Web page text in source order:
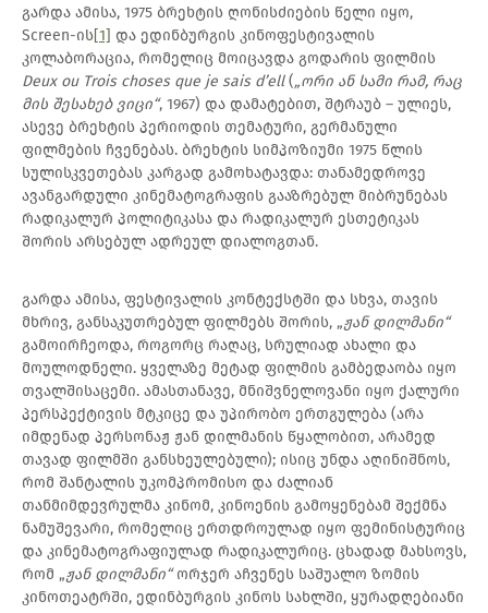
გარდა ამისა, 1975 ბრეხტის ღონისძიების წელი იყო,
Screen-ის[1] და ედინბურგის კინოფესტივალის
კოლაბორაცია, რომელიც მოიცავდა გოდარის ფილმის
Deux ou Trois choses que je sais d’ell(„ორი ან სამი რამ, რაც
მის შესახებ ვიცი“, 1967) და დამატებით, შტრაუბ – ულიეს,
ასევე ბრეხტის პერიოდის თემატური, გერმანული
ფილმების ჩვენებას. ბრეხტის სიმპოზიუმი 1975 წლის
სულისკვეთებას კარგად გამოხატავდა: თანამედროვე
ავანგარდული კინემატოგრაფის გააზრებულ მიბრუნებას
რადიკალურ პოლიტიკასა და რადიკალურ ესთეტიკას
შორის არსებულ ადრეულ დიალოგთან.
გარდა ამისა, ფესტივალის კონტექსტში და სხვა, თავის
მხრივ, განსაკუთრებულ ფილმებს შორის, „ჟან დილმანი“
გამოირჩეოდა, როგორც რაღაც, სრულიად ახალი და
მოულოდნელი. ყველაზე მეტად ფილმის გამბედაობა იყო
თვალშისაცემი. ამასთანავე, მნიშვნელოვანი იყო ქალური
პერსპექტივის მტკიცე და უპირობო ერთგულება (არა
იმდენად პერსონაჟ ჟან დილმანის წყალობით, არამედ
თავად ფილმში განსხეულებული); ისიც უნდა აღინიშნოს,
რომ შანტალის უკომპრომისო და ძალიან
თანმიმდევრულმა კინომ, კინოენის გამოყენებამ შექმნა
ნამუშევარი, რომელიც ერთდროულად იყო ფემინისტურიც
და კინემატოგრაფიულად რადიკალურიც. ცხადად მახსოვს,
რომ „ჟან დილმანი“ორჯერ აჩვენეს საშუალო ზომის
კინოთეატრში, ედინბურგის კინოს სახლში, ყურადღებიანი